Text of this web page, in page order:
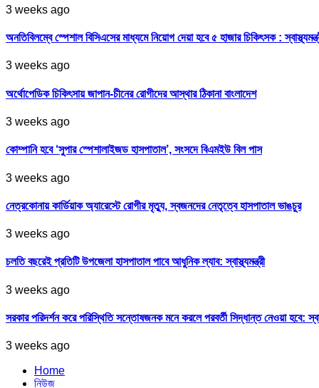
3 weeks ago
অনতিবিলম্বে স্পেশাল বিসিএসের মাধ্যমে নিয়োগ দেয়া হবে ৫ হাজার চিকিৎসক :
3 weeks ago
অর্থোপেডিক চিকিৎসায় জাপান-চীনের রোগীদের আস্থার ঠিকানা বাংলাদেশ
3 weeks ago
কোম্পানি হবে ‘সুপার স্পেশালাইজড হাসপাতাল’, সংসদে বিএমইউ বিল পাস
3 weeks ago
নেত্রকোনায় কার্ডিয়াক অ্যারেস্টে রোগীর মৃত্যু, স্বজনদের নেতৃত্বে হাসপাতাল ভাঙচুর
3 weeks ago
চলতি বছরেই প্রতিটি উপজেলা হাসপাতাল পাবে আধুনিক ল্যাব: স্বাস্থ্যমন্ত্রী
3 weeks ago
সরকার পরিদর্শন করে পরিস্থিতি সন্তোষজনক মনে করলে পরবর্তী সিদ্ধান্ত নেওয়া হবে:
3 weeks ago
Home
নিউজ